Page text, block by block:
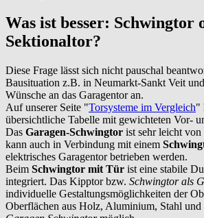
Was ist besser: Schwingtor
Sektionaltor?
Diese Frage lässt sich nicht pauschal
Bausituation z.B. in Neumarkt-Sankt Veit
Wünsche an das Garagentor an.
Auf unserer Seite "Torsysteme im Vergleich"
übersichtliche Tabelle mit gewichteten Vor-
Das Garagen-Schwingtor ist sehr leicht
kann auch in Verbindung mit einem
elektrisches Garagentor betrieben werden.
Beim Schwingtor mit Tür ist eine stabile
integriert. Das Kipptor bzw. Schwingtor als
individuelle Gestaltungsmöglichkeiten der
Oberflächen aus Holz, Aluminium, Stahl